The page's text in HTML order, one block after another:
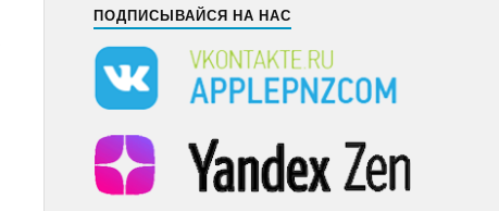
ПОДПИСЫВАЙСЯ НА НАС